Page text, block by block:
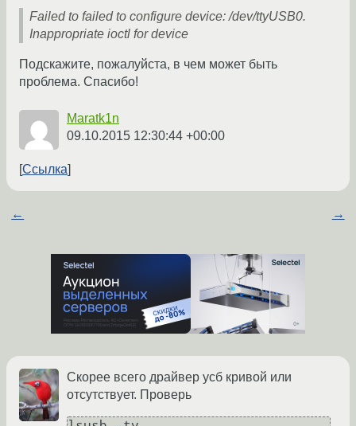
Failed to failed to configure device: /dev/ttyUSB0.
Inappropriate ioctl for device
Подскажите, пожалуйста, в чем может быть
проблема. Спасибо!
Maratk1n
09.10.2015 12:30:44 +00:00
Ссылка
← →
Скорее всего драйвер усб кривой или
отсутствует. Проверь